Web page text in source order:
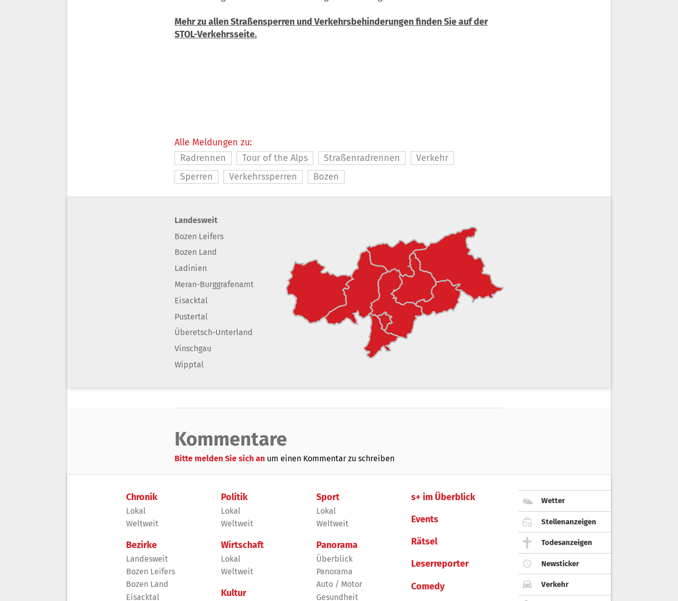
Mehr zu allen Straßensperren und Verkehrsbehinderungen finden Sie auf der
STOL-Verkehrsseite.
Alle Meldungen zu:
Radrennen
Tour of the Alps Straßenradrennen
Verkehr
Sperren
Verkehrssperren Bozen
Landesweit
Bozen Leifers
Bozen Land
Ladinien
Meran-Burggrafenamt
Eisacktal
Pustertal
Überetsch-Unterland
Vinschgau
Wipptal
Kommentare
Bitte melden Sie sich an um einen Kommentar zu schreiben
Chronik
Lokal
Weltweit
Bezirke
Landesweit
Bozen Leifers
Bozen Land
Eisacktal
Politik
Lokal
Weltweit
Wirtschaft
Lokal
Weltweit
Kultur
Sport
Lokal
Weltweit
Panorama
Überblick
Panorama
Auto / Motor
Gesundheit
s+ im Überblick
Events
Rätsel
Leserreporter
Comedy
Wetter
Stellenanzeigen
Todesanzeigen
Newsticker
Verkehr